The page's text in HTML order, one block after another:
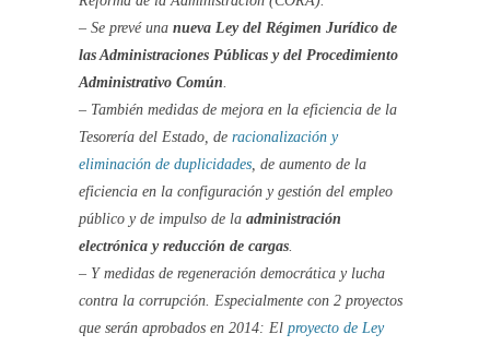
– Se prevé una nueva Ley del Régimen Jurídico de
las Administraciones Públicas y del Procedimiento
Administrativo Común.
– También medidas de mejora en la eficiencia de la
Tesorería del Estado, de racionalización y
eliminación de duplicidades, de aumento de la
eficiencia en la configuración y gestión del empleo
público y de impulso de la administración
electrónica y reducción de cargas.
– Y medidas de regeneración democrática y lucha
contra la corrupción. Especialmente con 2 proyectos
que serán aprobados en 2014: El proyecto de Ley